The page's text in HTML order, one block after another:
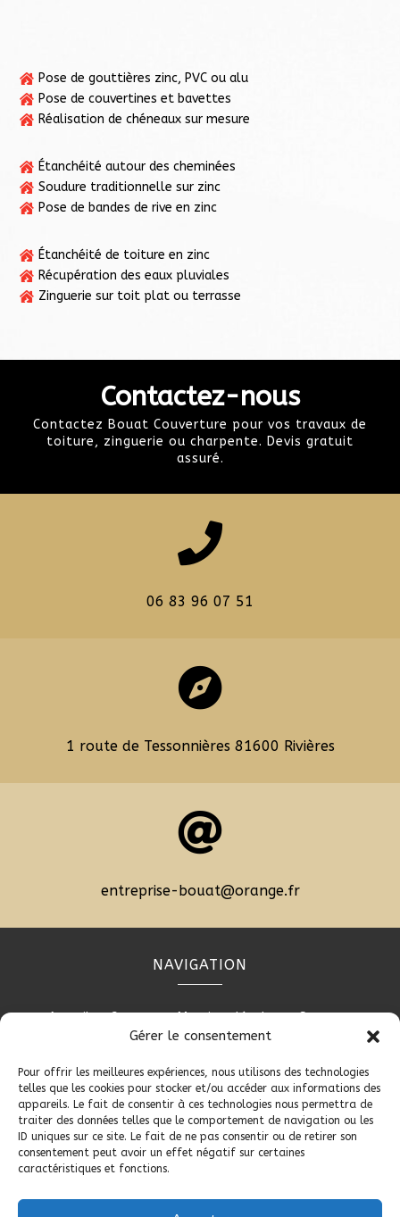
Gérer le consentement
Pour offrir les meilleures expériences, nous utilisons des technologies
telles que les cookies pour stocker et/ou accéder aux informations des
appareils. Le fait de consentir à ces technologies nous permettra de
traiter des données telles que le comportement de navigation ou les
ID uniques sur ce site. Le fait de ne pas consentir ou de retirer son
consentement peut avoir un effet négatif sur certaines
caractéristiques et fonctions.
 Pose de gouttières zinc, PVC ou alu
 Pose de couvertines et bavettes
 Réalisation de chéneaux sur mesure
 Étanchéité autour des cheminées
 Soudure traditionnelle sur zinc
 Pose de bandes de rive en zinc
 Étanchéité de toiture en zinc
 Récupération des eaux pluviales
 Zinguerie sur toit plat ou terrasse
Contactez-nous
Contactez Bouat Couverture pour vos travaux de
toiture, zinguerie ou charpente. Devis gratuit
assuré.

06 83 96 07 51

1 route de Tessonnières 81600 Rivières

entreprise-bouat@orange.fr
NAVIGATION
Accueil Contact Mentions légales
Secteurs
Plan du site
RÉALISATION